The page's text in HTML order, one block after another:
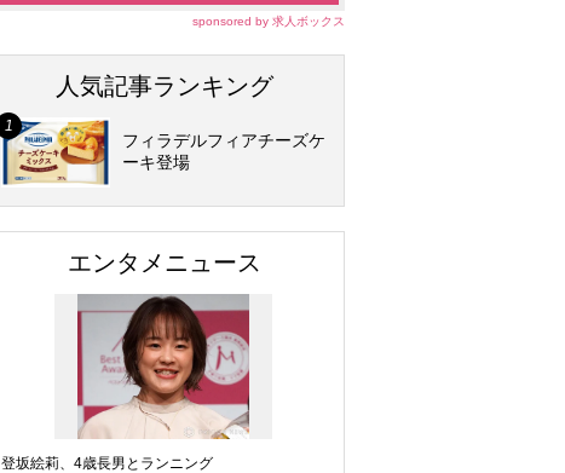
sponsored by 求人ボックス
人気記事ランキング
フィラデルフィアチーズケ
ーキ登場
エンタメニュース
登坂絵莉、4歳長男とランニング